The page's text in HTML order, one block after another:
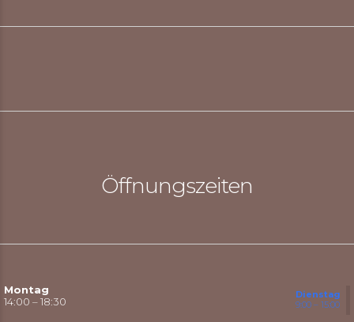
Öffnungszeiten
Montag
14:00 – 18:30
Dienstag
9:00 – 15:00